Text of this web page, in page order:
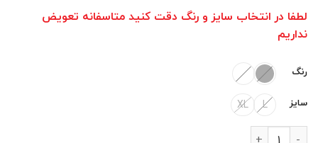
لطفا در انتخاب سایز و رنگ دقت کنید متاسفانه تعویض
نداریم
رنگ
سایز
L
XL
تیشرت باکسی طرح شوهوکو عدد